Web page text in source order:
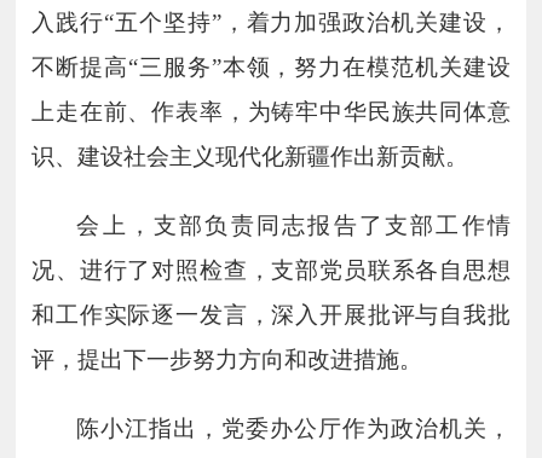
入践行“五个坚持”，着力加强政治机关建设，
不断提高“三服务”本领，努力在模范机关建设
上走在前、作表率，为铸牢中华民族共同体意
识、建设社会主义现代化新疆作出新贡献。
会上，支部负责同志报告了支部工作情
况、进行了对照检查，支部党员联系各自思想
和工作实际逐一发言，深入开展批评与自我批
评，提出下一步努力方向和改进措施。
陈小江指出，党委办公厅作为政治机关，